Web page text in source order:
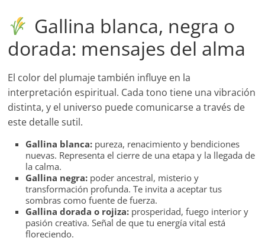
Gallina blanca, negra o
dorada: mensajes del alma
El color del plumaje también influye en la
interpretación espiritual. Cada tono tiene una vibración
distinta, y el universo puede comunicarse a través de
este detalle sutil.
Gallina blanca: pureza, renacimiento y bendiciones
nuevas. Representa el cierre de una etapa y la llegada de
la calma.
Gallina negra: poder ancestral, misterio y
transformación profunda. Te invita a aceptar tus
sombras como fuente de fuerza.
Gallina dorada o rojiza: prosperidad, fuego interior y
pasión creativa. Señal de que tu energía vital está
floreciendo.